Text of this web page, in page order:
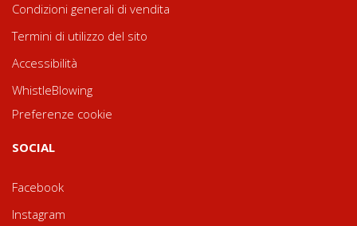
Condizioni generali di vendita
Termini di utilizzo del sito
Accessibilità
WhistleBlowing
Preferenze cookie
SOCIAL
Facebook
Instagram